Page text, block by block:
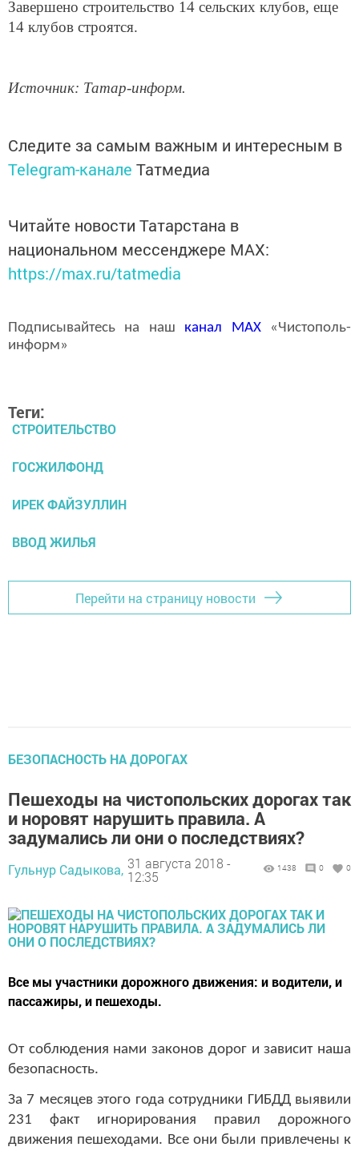
Завершено строительство 14 сельских клубов, еще
14 клубов строятся.
Источник: Татар-информ.
Следите за самым важным и интересным в
Telegram-канале Татмедиа
Читайте новости Татарстана в
национальном мессенджере MАХ:
https://max.ru/tatmedia
Подписывайтесь на наш канал MAX«Чистополь-
информ»
Теги:
СТРОИТЕЛЬСТВО
ГОСЖИЛФОНД
ИРЕК ФАЙЗУЛЛИН
ВВОД ЖИЛЬЯ
Перейти на страницу новости
БЕЗОПАСНОСТЬ НА ДОРОГАХ
Пешеходы на чистопольских дорогах так
и норовят нарушить правила. А
задумались ли они о последствиях?
Гульнур Садыкова, 31 августа 2018 -
12:35
1438 0 0
Все мы участники дорожного движения: и водители, и
пассажиры, и пешеходы.
От соблюдения нами законов дорог и зависит наша
безопасность.
За 7 месяцев этого года сотрудники ГИБДД выявили
231 факт игнорирования правил дорожного
движения пешеходами. Все они были привлечены к